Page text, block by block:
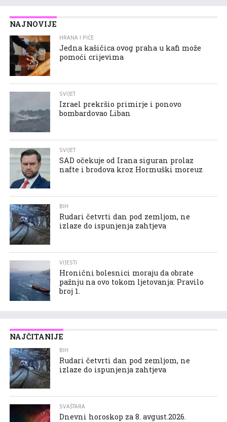
NAJNOVIJE
HRANA I PIĆE
Jedna kašičica ovog praha u kafi može
pomoći crijevima
SVIJET
Izrael prekršio primirje i ponovo
bombardovao Liban
SVIJET
SAD očekuje od Irana siguran prolaz
nafte i brodova kroz Hormuški moreuz
BIH
Rudari četvrti dan pod zemljom, ne
izlaze do ispunjenja zahtjeva
VIJESTI
Hronični bolesnici moraju da obrate
pažnju na ovo tokom ljetovanja: Pravilo
broj 1.
NAJČITANIJE
BIH
Rudari četvrti dan pod zemljom, ne
izlaze do ispunjenja zahtjeva
SVAŠTARA
Dnevni horoskop za 8. avgust.2026.